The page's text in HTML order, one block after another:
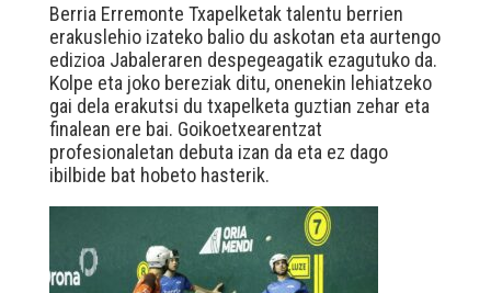
Berria Erremonte Txapelketak talentu berrien
erakuslehio izateko balio du askotan eta aurtengo
edizioa Jabaleraren despegeagatik ezagutuko da.
Kolpe eta joko bereziak ditu, onenekin lehiatzeko
gai dela erakutsi du txapelketa guztian zehar eta
finalean ere bai. Goikoetxearentzat
profesionaletan debuta izan da eta ez dago
ibilbide bat hobeto hasterik.